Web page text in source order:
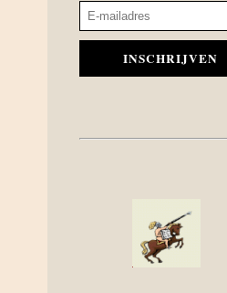
INSCHRIJVEN